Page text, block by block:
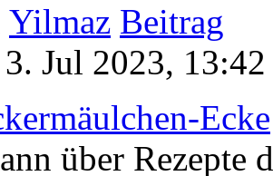
Yilmaz
Jul 2023, 13:42
Ecke
über Rezepte